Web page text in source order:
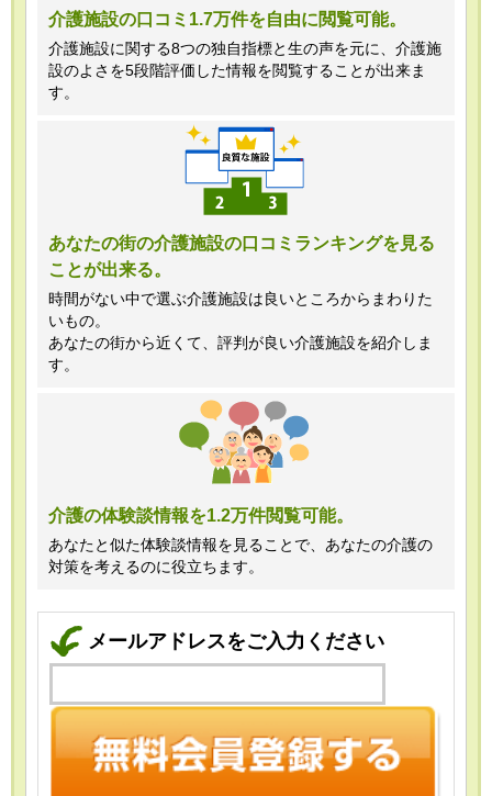
が、これによる個人情報の取得、利用は
行っておりません。
株式会社クリエイターズネクスト個人情
報保護管理者 窪田望
TEL:0120-21-7070
（受付時間 10時～19時 土日祝日除
く・営業のお電話はお断りいたします）
介護施設の口コミ1.7万件を自由に閲覧可能。
介護施設に関する8つの独自指標と生の声を元に、介護施
設のよさを5段階評価した情報を閲覧することが出来ま
す。
あなたの街の介護施設の口コミランキングを見る
ことが出来る。
時間がない中で選ぶ介護施設は良いところからまわりた
いもの。
あなたの街から近くて、評判が良い介護施設を紹介しま
す。
介護の体験談情報を1.2万件閲覧可能。
あなたと似た体験談情報を見ることで、あなたの介護の
対策を考えるのに役立ちます。
メールアドレスをご入力ください